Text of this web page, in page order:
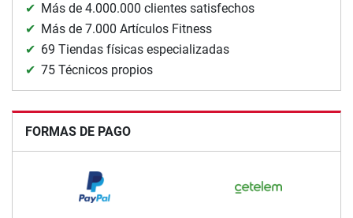
Más de 4.000.000 clientes satisfechos
Más de 7.000 Artículos Fitness
69 Tiendas físicas especializadas
75 Técnicos propios
FORMAS DE PAGO